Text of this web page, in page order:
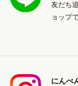
友だち
ョップ
にんべ